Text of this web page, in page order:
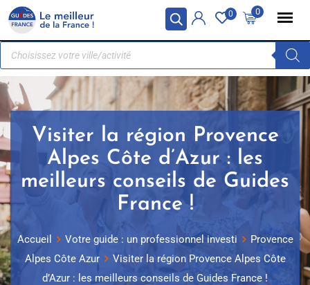
Panneau de gestion des cookies 0
0
Visiter la région Provence
Alpes Côte d’Azur : les
meilleurs conseils de Guides
France !
Accueil Votre guide : un professionnel investi
Provence
Alpes Côte Azur
Visiter la région Provence Alpes Côte
d’Azur : les meilleurs conseils de Guides France !